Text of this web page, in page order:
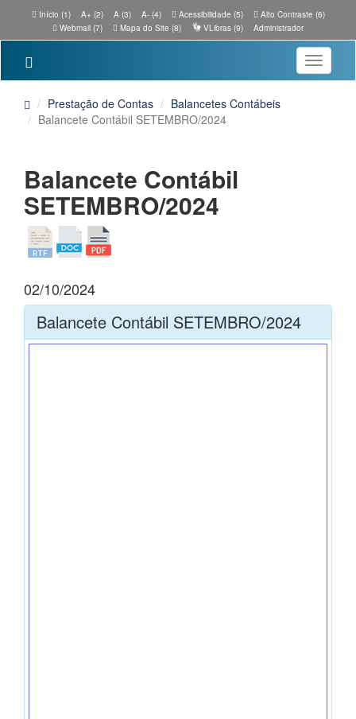
Início (1) A+ (2) A (3) A- (4) Acessibilidade (5)
Alto Contraste (6)
Webmail (7)
Mapa do Site (8) VLibras (9) Administrador
Toggle
Prestação de Contas
Balancetes Contábeis
Balancete Contábil SETEMBRO/2024
Balancete Contábil
SETEMBRO/2024
02/10/2024
Balancete Contábil SETEMBRO/2024